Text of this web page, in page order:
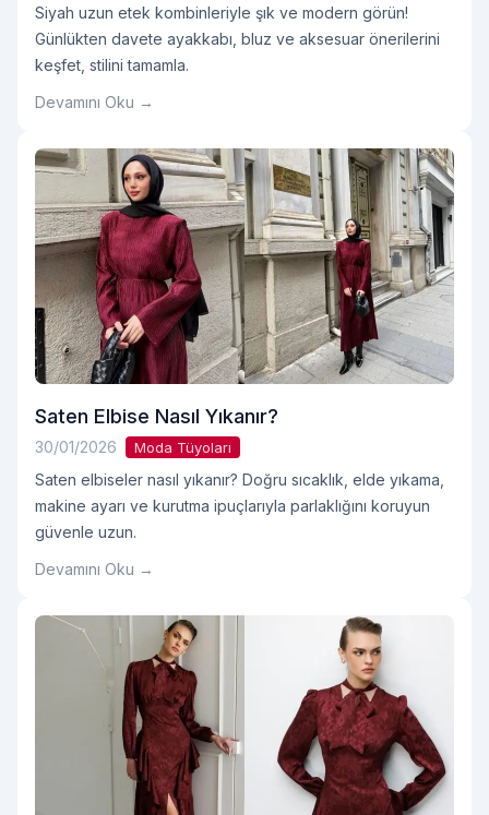
Siyah uzun etek kombinleriyle şık ve modern görün!
Günlükten davete ayakkabı, bluz ve aksesuar önerilerini
keşfet, stilini tamamla.
Devamını Oku →
Saten Elbise Nasıl Yıkanır?
30/01/2026 Moda Tüyoları
Saten elbiseler nasıl yıkanır? Doğru sıcaklık, elde yıkama,
makine ayarı ve kurutma ipuçlarıyla parlaklığını koruyun
güvenle uzun.
Devamını Oku →